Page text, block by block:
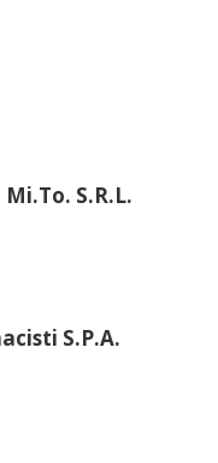
S.R.L.
S.P.A.